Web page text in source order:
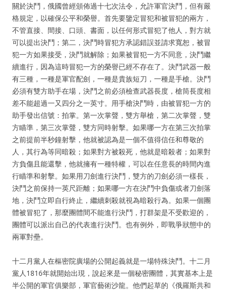
關於決鬥，俄國曾經頒佈過十七次法令，允許軍官決鬥，但有嚴
格規定，以確保公平和榮譽。首先要鑒定冒犯和被冒犯的兩方，
不管直接、間接、口頭、書面，以任何形式冒犯了他人，對方就
可以提出決鬥；第二，決鬥時冒犯方承認錯誤並請求寬恕，被冒
犯一方如果接受，決鬥就解除；如果被冒犯一方不同意，決鬥繼
續進行，因為這時冒犯一方的榮譽已經不存在了。決鬥武器一般
有三種，一種是軍官配劍，一種是貴族短刀，一種是手槍。決鬥
必須有雙方助手在場，決鬥之前必須檢查武器長度，槍筒長度相
差不能超過一又四分之一英寸。用手槍決鬥時，由被冒犯一方的
助手發出信號：拍掌。第一次掌聲，雙方舉槍，第二次掌聲，雙
方瞄準，第三次掌聲，雙方同時射擊。如果哪一方在第三次拍掌
之前提前半秒鐘射擊，他就被認為是一個不值得信任和尊敬的
人，其行為等同暗殺；如果對方被殺死，他就是暗殺者；如果對
方負傷且能還擊，他就擁有一種特權，可以在任意長的時間內進
行瞄準和射擊。如果用刀劍進行決鬥，雙方的刀劍必須一樣長，
決鬥之前保持一英尺距離；如果哪一方在決鬥中負傷或者刀劍落
地，決鬥立即自行終止，繼續刺殺就視為暗殺行為。如果一個團
體被冒犯了，那麼團體間不能進行決鬥，打群架是不受歡迎的，
團體可以派出自己的代表進行決鬥。也有例外，即戰爭狀態中的
兩軍對壘。
十二月黨人在樞密院廣場的公開起義就是一場特殊決鬥。十二月
黨人1816年就開始出現，說起來是一個秘密團體，其實基本上是
半公開的軍官俱樂部，軍官藝術沙龍。他們起草的《俄羅斯共和